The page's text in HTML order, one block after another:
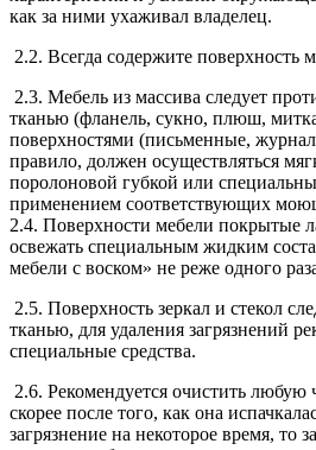
как за ними ухаживал владелец.
2.2. Всегда содержите поверхность
2.3. Мебель из массива следует
тканью (фланель, сукно, плюш,
поверхностями (письменные,
правило, должен осуществляться
поролоновой губкой или
применением соответствующих
2.4. Поверхности мебели покрытые
освежать специальным жидким
мебели с воском» не реже одного
2.5. Поверхность зеркал и стекол
тканью, для удаления загрязнений
специальные средства.
2.6. Рекомендуется очистить любую
скорее после того, как она
загрязнение на некоторое время, то